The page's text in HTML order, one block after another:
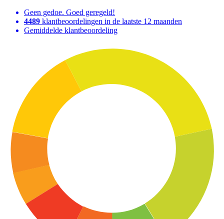
Geen gedoe. Goed geregeld!
4489 klantbeoordelingen in de laatste 12 maanden
Gemiddelde klantbeoordeling